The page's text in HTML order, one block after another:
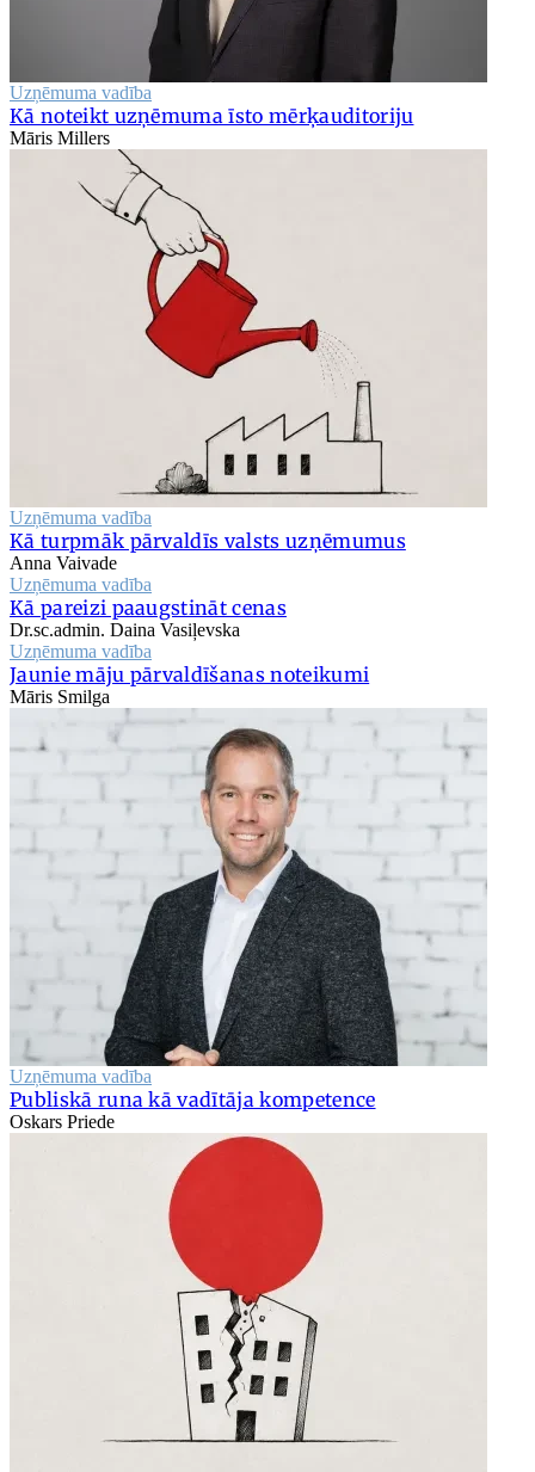
Uzņēmuma vadība
Kā noteikt uzņēmuma īsto mērķauditoriju
Māris Millers
Uzņēmuma vadība
Kā turpmāk pārvaldīs valsts uzņēmumus
Anna Vaivade
Uzņēmuma vadība
Kā pareizi paaugstināt cenas
Dr.sc.admin. Daina Vasiļevska
Uzņēmuma vadība
Jaunie māju pārvaldīšanas noteikumi
Māris Smilga
Uzņēmuma vadība
Publiskā runa kā vadītāja kompetence
Oskars Priede